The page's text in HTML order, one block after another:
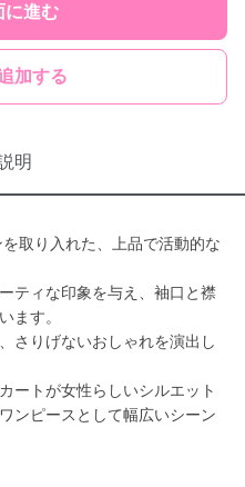
に進む
加する
明
取り入れた、上品で活動的な
ティな印象を与え、袖口と襟
ます。
さりげないおしゃれを演出し
ートが女性らしいシルエット
ンピースとして幅広いシーン